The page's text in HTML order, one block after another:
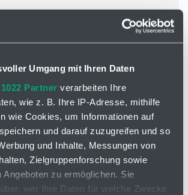
Umgang mit Ihren Daten
Partner verarbeiten Ihre
wie z. B. Ihre IP-Adresse, mithilfe
wie Cookies, um Informationen auf
und darauf zuzugreifen und so
und Inhalte, Messungen von
Zielgruppenforschung sowie
Angeboten zu ermöglichen. Sie
wer Ihre Daten für welche Zwecke